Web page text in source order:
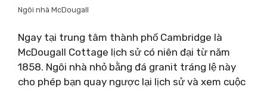
Ngôi nhà McDougall
Ngay tại trung tâm thành phố Cambridge là
McDougall Cottage lịch sử có niên đại từ năm
1858. Ngôi nhà nhỏ bằng đá granit tráng lệ này
cho phép bạn quay ngược lại lịch sử và xem cuộc